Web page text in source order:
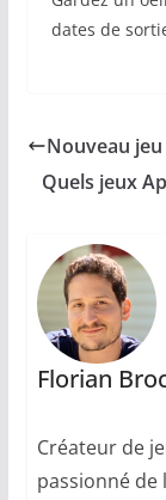
dates de
Nouveau
Quels jeux
Florian
Créateur de
passionné